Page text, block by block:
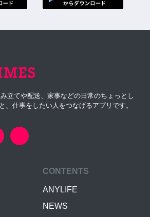
立てや配送、家事などの日常のちょっとし
、仕事をしたい人をつなげるアプリです。
CONTENTS
ANYLIFE
NEWS